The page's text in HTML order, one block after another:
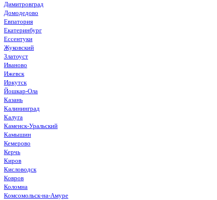
Димитровград
Домодедово
Евпатория
Екатеринбург
Ессентуки
Жуковский
Златоуст
Иваново
Ижевск
Иркутск
Йошкар-Ола
Казань
Калининград
Калуга
Каменск-Уральский
Камышин
Кемерово
Керчь
Киров
Кисловодск
Ковров
Коломна
Комсомольск-на-Амуре